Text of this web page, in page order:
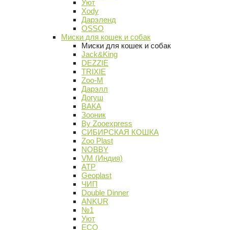
Уют
Xody
Дарэленд
OSSO
Миски для кошек и собак
Миски для кошек и собак
Jack&King
DEZZIE
TRIXIE
Zoo-M
Дарэлл
Догуш
ВАКА
Зооник
By Zooexpress
СИБИРСКАЯ КОШКА
Zoo Plast
NOBBY
VM (Индия)
АТР
Geoplast
ЧИП
Double Dinner
ANKUR
№1
Уют
ECO